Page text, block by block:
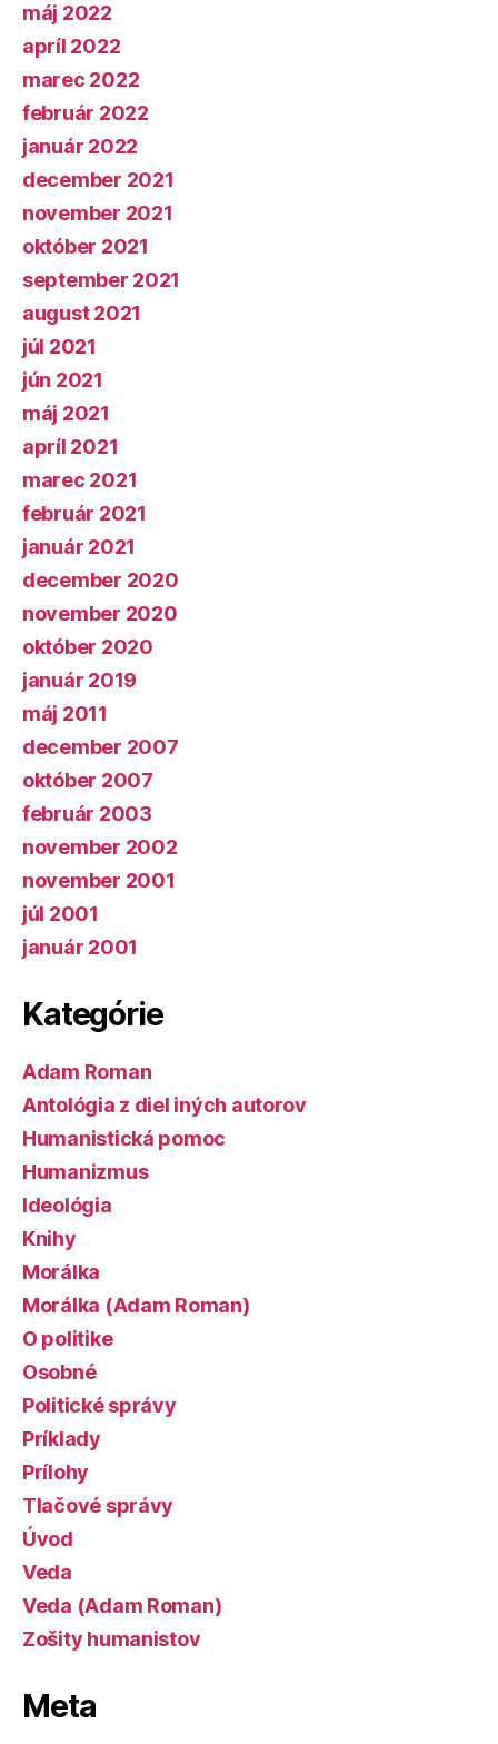
máj 2022
apríl 2022
marec 2022
február 2022
január 2022
december 2021
november 2021
október 2021
september 2021
august 2021
júl 2021
jún 2021
máj 2021
apríl 2021
marec 2021
február 2021
január 2021
december 2020
november 2020
október 2020
január 2019
máj 2011
december 2007
október 2007
február 2003
november 2002
november 2001
júl 2001
január 2001
Kategórie
Adam Roman
Antológia z diel iných autorov
Humanistická pomoc
Humanizmus
Ideológia
Knihy
Morálka
Morálka (Adam Roman)
O politike
Osobné
Politické správy
Príklady
Prílohy
Tlačové správy
Úvod
Veda
Veda (Adam Roman)
Zošity humanistov
Meta